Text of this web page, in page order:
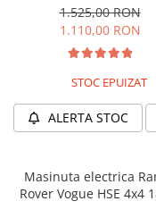
90W, 12V, Black &
1.525,00 RON
1.110,00 RON
STOC EPUIZAT
ALERTA STOC
Masinuta electrica
Rover Vogue HSE 4x4